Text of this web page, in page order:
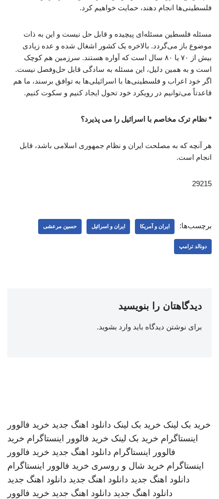
فلسطینی‌ها انجام دهند، حمایت خواهیم کرد.
مسئله فلسطین مسئله‌ای پیچیده و قابل حل نیست و این به ذات
موضوع باز می‌گردد. بالاخره یک کشور اشغال شده و عده زیادی
بیش از ۷۰ یا ۸۰ سال است که آواره هستند. سرزمین هم کوچک
است و به همین دلیل، این مسئله به سادگی قابل حل‌وفصل نیست.
اگر خود اعراب و فلسطینی‌ها با اسرائیلی‌ها به توافق برسند، ما هم
قاعدتاً می‌توانیم در رویکرد خود تحول ایجاد کنیم و سکوت کنیم.
* نظام ترک مخاصم با اسرائیل را می پذیرد؟
هر آنچه که به مصلحت ایران و نظام جمهوری اسلامی باشد، قابل
انجام است.
29215
برچسب‌ها: ایران و آمریکا ایران و اسرائیل حسین مرعشی
دونالد ترامپ
دیدگاهتان را بنویسید
برای نوشتن دیدگاه باید وارد بشوید.
خرید بک لینک خرید بک لینک دانلود اهنگ جدید خرید فالوور
اینستاگرام خرید بک لینک خرید فالوور اینستاگرام خرید
فالوور اینستاگرام دانلود اهنگ جدید خرید فالوور
اینستاگرام خرید شال و روسری خرید فالوور اینستاگرام
دانلود اهنگ جدید دانلود اهنگ جدید دانلود اهنگ جدید
دانلود اهنگ جدید دانلود اهنگ جدید خرید فالوور